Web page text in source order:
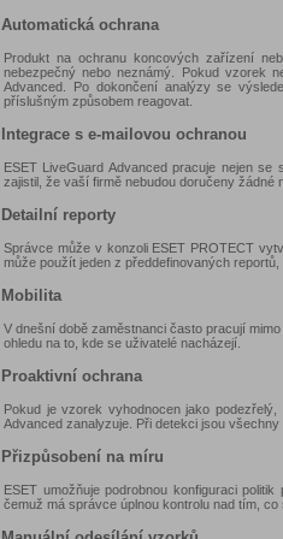
Automatická ochrana
Produkt na ochranu koncových zařízení
nebezpečný nebo neznámý. Pokud vzorek
Advanced. Po dokončení analýzy se
příslušným způsobem reagovat.
Integrace s e-mailovou ochranou
ESET LiveGuard Advanced pracuje nejen
zajistil, že vaší firmě nebudou doručeny žádné
Detailní reporty
Správce může v konzoli ESET PROTECT
může použít jeden z předdefinovaných
Mobilita
V dnešní době zaměstnanci často pracují
ohledu na to, kde se uživatelé nacházejí.
Proaktivní ochrana
Pokud je vzorek vyhodnocen jako
Advanced zanalyzuje. Při detekci jsou
Přizpůsobení na míru
ESET umožňuje podrobnou konfiguraci
čemuž má správce úplnou kontrolu nad tím,